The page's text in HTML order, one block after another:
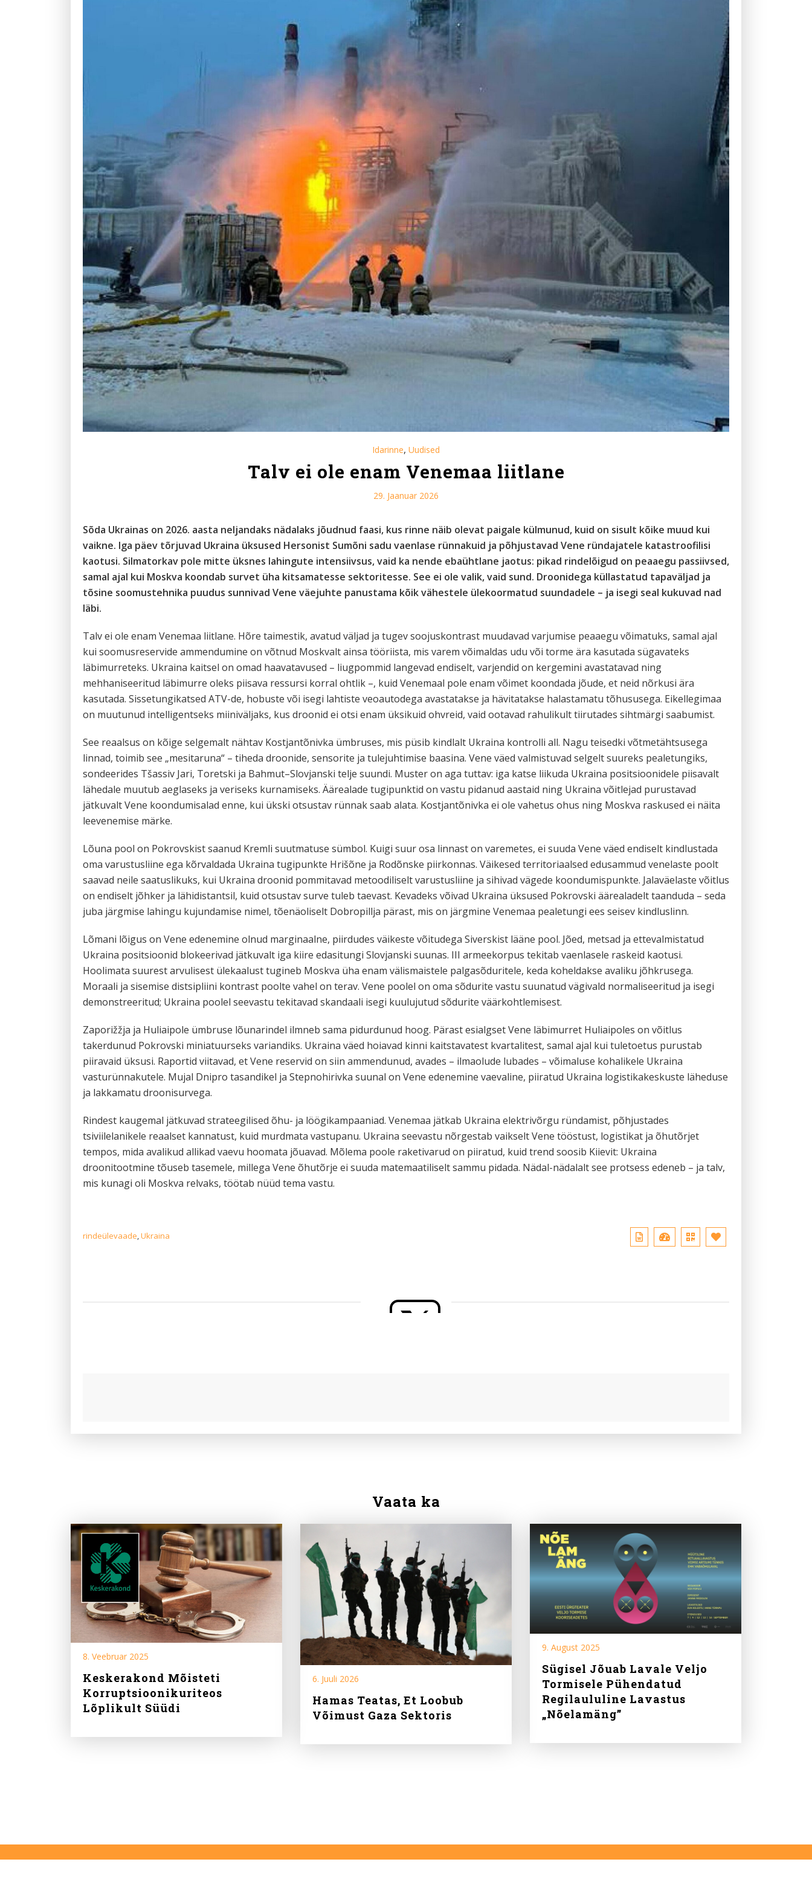
Idarinne, Uudised
Talv ei ole enam Venemaa liitlane
29. Jaanuar 2026
Sõda Ukrainas on 2026. aasta neljandaks nädalaks jõudnud faasi, kus rinne näib olevat paigale külmunud, kuid on sisult kõike muud kui
vaikne. Iga päev tõrjuvad Ukraina üksused Hersonist Sumõni sadu vaenlase rünnakuid ja põhjustavad Vene ründajatele katastroofilisi
kaotusi. Silmatorkav pole mitte üksnes lahingute intensiivsus, vaid ka nende ebaühtlane jaotus: pikad rindelõigud on peaaegu passiivsed,
samal ajal kui Moskva koondab survet üha kitsamatesse sektoritesse. See ei ole valik, vaid sund. Droonidega küllastatud tapaväljad ja
tõsine soomustehnika puudus sunnivad Vene väejuhte panustama kõik vähestele ülekoormatud suundadele – ja isegi seal kukuvad nad
läbi.
Talv ei ole enam Venemaa liitlane. Hõre taimestik, avatud väljad ja tugev soojuskontrast muudavad varjumise peaaegu võimatuks, samal ajal
kui soomusreservide ammendumine on võtnud Moskvalt ainsa tööriista, mis varem võimaldas udu või torme ära kasutada sügavateks
läbimurreteks. Ukraina kaitsel on omad haavatavused – liugpommid langevad endiselt, varjendid on kergemini avastatavad ning
mehhaniseeritud läbimurre oleks piisava ressursi korral ohtlik –, kuid Venemaal pole enam võimet koondada jõude, et neid nõrkusi ära
kasutada. Sissetungikatsed ATV-de, hobuste või isegi lahtiste veoautodega avastatakse ja hävitatakse halastamatu tõhususega. Eikellegimaa
on muutunud intelligentseks miiniväljaks, kus droonid ei otsi enam üksikuid ohvreid, vaid ootavad rahulikult tiirutades sihtmärgi saabumist.
See reaalsus on kõige selgemalt nähtav Kostjantõnivka ümbruses, mis püsib kindlalt Ukraina kontrolli all. Nagu teisedki võtmetähtsusega
linnad, toimib see „mesitaruna“ – tiheda droonide, sensorite ja tulejuhtimise baasina. Vene väed valmistuvad selgelt suureks pealetungiks,
sondeerides Tšassiv Jari, Toretski ja Bahmut–Slovjanski telje suundi. Muster on aga tuttav: iga katse liikuda Ukraina positsioonidele piisavalt
lähedale muutub aeglaseks ja veriseks kurnamiseks. Äärealade tugipunktid on vastu pidanud aastaid ning Ukraina võitlejad purustavad
jätkuvalt Vene koondumisalad enne, kui ükski otsustav rünnak saab alata. Kostjantõnivka ei ole vahetus ohus ning Moskva raskused ei näita
leevenemise märke.
Lõuna pool on Pokrovskist saanud Kremli suutmatuse sümbol. Kuigi suur osa linnast on varemetes, ei suuda Vene väed endiselt kindlustada
oma varustusliine ega kõrvaldada Ukraina tugipunkte Hrišõne ja Rodõnske piirkonnas. Väikesed territoriaalsed edusammud venelaste poolt
saavad neile saatuslikuks, kui Ukraina droonid pommitavad metoodiliselt varustusliine ja sihivad vägede koondumispunkte. Jalaväelaste võitlus
on endiselt jõhker ja lähidistantsil, kuid otsustav surve tuleb taevast. Kevadeks võivad Ukraina üksused Pokrovski äärealadelt taanduda – seda
juba järgmise lahingu kujundamise nimel, tõenäoliselt Dobropillja pärast, mis on järgmine Venemaa pealetungi ees seisev kindluslinn.
Lõmani lõigus on Vene edenemine olnud marginaalne, piirdudes väikeste võitudega Siverskist lääne pool. Jõed, metsad ja ettevalmistatud
Ukraina positsioonid blokeerivad jätkuvalt iga kiire edasitungi Slovjanski suunas. III armeekorpus tekitab vaenlasele raskeid kaotusi.
Hoolimata suurest arvulisest ülekaalust tugineb Moskva üha enam välismaistele palgasõduritele, keda koheldakse avaliku jõhkrusega.
Moraali ja sisemise distsipliini kontrast poolte vahel on terav. Vene poolel on oma sõdurite vastu suunatud vägivald normaliseeritud ja isegi
demonstreeritud; Ukraina poolel seevastu tekitavad skandaali isegi kuulujutud sõdurite väärkohtlemisest.
Zaporižžja ja Huliaipole ümbruse lõunarindel ilmneb sama pidurdunud hoog. Pärast esialgset Vene läbimurret Huliaipoles on võitlus
takerdunud Pokrovski miniatuurseks variandiks. Ukraina väed hoiavad kinni kaitstavatest kvartalitest, samal ajal kui tuletoetus purustab
piiravaid üksusi. Raportid viitavad, et Vene reservid on siin ammendunud, avades – ilmaolude lubades – võimaluse kohalikele Ukraina
vasturünnakutele. Mujal Dnipro tasandikel ja Stepnohirivka suunal on Vene edenemine vaevaline, piiratud Ukraina logistikakeskuste läheduse
ja lakkamatu droonisurvega.
Rindest kaugemal jätkuvad strateegilised õhu- ja löögikampaaniad. Venemaa jätkab Ukraina elektrivõrgu ründamist, põhjustades
tsiviilelanikele reaalset kannatust, kuid murdmata vastupanu. Ukraina seevastu nõrgestab vaikselt Vene tööstust, logistikat ja õhutõrjet
tempos, mida avalikud allikad vaevu hoomata jõuavad. Mõlema poole raketivarud on piiratud, kuid trend soosib Kiievit: Ukraina
droonitootmine tõuseb tasemele, millega Vene õhutõrje ei suuda matemaatiliselt sammu pidada. Nädal-nädalalt see protsess edeneb – ja talv,
mis kunagi oli Moskva relvaks, töötab nüüd tema vastu.
rindeülevaade,Ukraina
Vaata ka
8. Veebruar 2025
Keskerakond Mõisteti
Korruptsioonikuriteos
Lõplikult Süüdi
6. Juuli 2026
Hamas Teatas, Et Loobub
Võimust Gaza Sektoris
9. August 2025
Sügisel Jõuab Lavale Veljo
Tormisele Pühendatud
Regilaululine Lavastus
„Nõelamäng”